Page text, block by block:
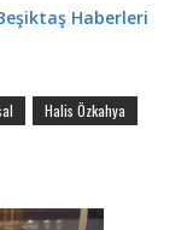
Haberleri
Halis Özkahya